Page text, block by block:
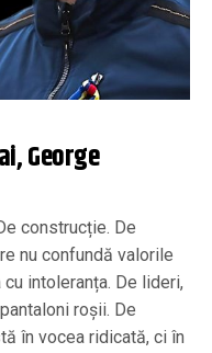
George
construcție. De
nu confundă valorile
intoleranța. De lideri,
roșii. De
în vocea ridicată, ci în